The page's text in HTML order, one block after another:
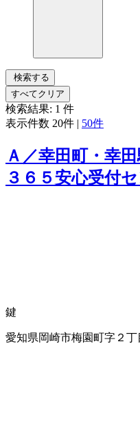
検索する
すべてクリア
検索結果: 1 件
表示件数 20件 | 50件
Ａ／幸田町・幸
３６５安心受付
鍵
愛知県岡崎市梅園町字２丁